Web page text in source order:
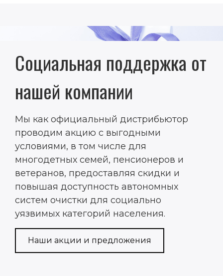
Социальная поддержка от
нашей компании
Мы как официальный дистрибьютор
проводим акцию с выгодными
условиями, в том числе для
многодетных семей, пенсионеров и
ветеранов, предоставляя скидки и
повышая доступность автономных
систем очистки для социально
уязвимых категорий населения.
Наши акции и предложения